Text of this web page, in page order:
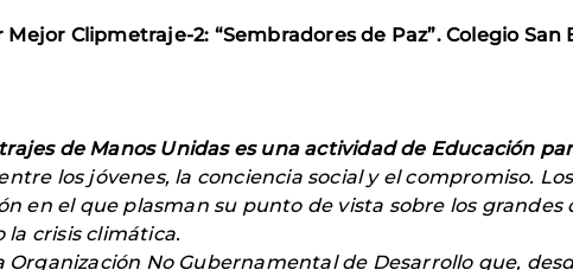
Mejor Clipmetraje-2: “Sembradores de Paz”. Colegio
de Manos Unidas es una actividad de Educación
los jóvenes, la conciencia social y el compromiso.
en el que plasman su punto de vista sobre los
la crisis climática.
Organización No Gubernamental de Desarrollo que,